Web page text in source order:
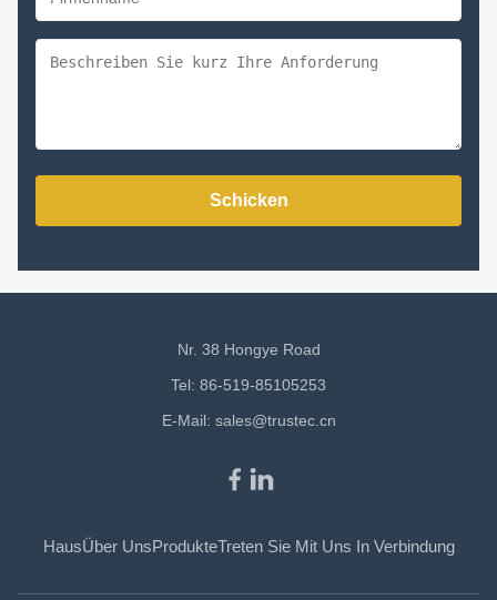
Schicken
Nr. 38 Hongye Road
Tel: 86-519-85105253
E-Mail: sales@trustec.cn
HausÜber UnsProdukteTreten Sie Mit Uns In Verbindung